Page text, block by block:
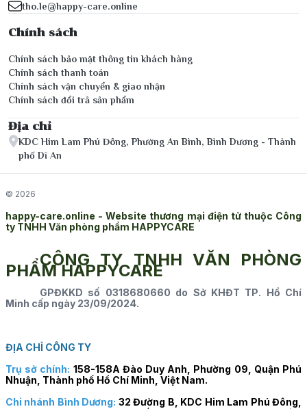
tho.le@happy-care.online
Chính sách
Chính sách bảo mật thông tin khách hàng
Chính sách thanh toán
Chính sách vận chuyển & giao nhận
Chính sách đổi trả sản phẩm
Địa chỉ
KDC Him Lam Phú Đông, Phường An Bình, Bình Dương - Thành
phố Dĩ An
© 2026
happy-care.online - Website thương mại điện tử thuộc Công
ty TNHH Văn phòng phẩm HAPPYCARE
CÔNG TY TNHH VĂN PHÒNG
PHẨM HAPPYCARE
GPĐKKD số 0318680660 do Sở KHĐT TP. Hồ Chí
Minh cấp ngày 23/09/2024.
ĐỊA CHỈ CÔNG TY
Trụ sở chính: 158-158A Đào Duy Anh, Phường 09, Quận Phú
Nhuận, Thành phố Hồ Chí Minh, Việt Nam.
Chi nhánh Bình Dương: 32 Đường B, KDC Him Lam Phú Đông,